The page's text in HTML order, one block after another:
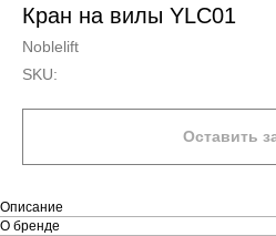
Кран на вилы YLС01
Noblelift
SKU:
Оставить
Описание
О бренде